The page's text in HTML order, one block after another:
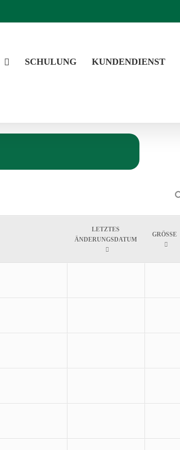
SCHULUNG KUNDENDIENST
LETZTES
ÄNDERUNGSDATUM
GRÖSSE